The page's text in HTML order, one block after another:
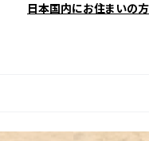
日本国内にお住まいの